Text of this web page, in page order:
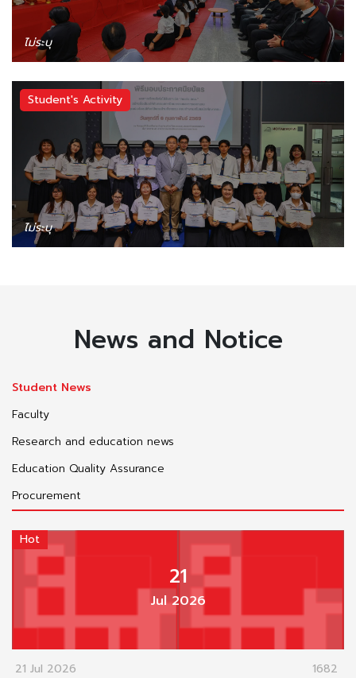
ไม่ระบุ
Student's Activity
ไม่ระบุ
News and Notice
Student News
Faculty
Research and education news
Education Quality Assurance
Procurement
21
Jul 2026
Hot
21 Jul 2026 1682